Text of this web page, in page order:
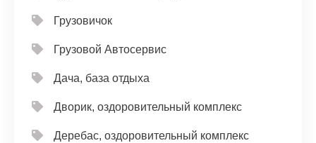
Грузовичок
Грузовой Автосервис
Дача, база отдыха
Дворик, оздоровительный комплекс
Деребас, оздоровительный комплекс